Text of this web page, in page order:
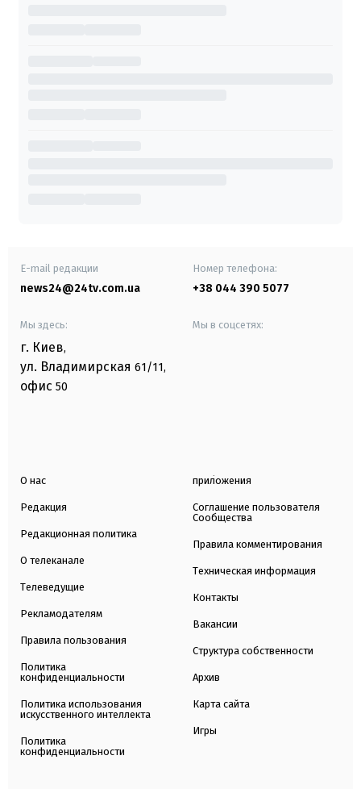
E-mail редакции
news24@24tv.com.ua
Номер телефона:
+38 044 390 5077
Мы здесь:
г. Киев,
ул. Владимирская 61/11,
офис 50
Мы в соцсетях:
О нас
Редакция
Редакционная политика
О телеканале
Телеведущие
Рекламодателям
Правила пользования
Политика
конфиденциальности
Политика использования
искусственного интеллекта
Политика
конфиденциальности
приложения
Соглашение пользователя
Сообщества
Правила комментирования
Техническая информация
Контакты
Вакансии
Структура собственности
Архив
Карта сайта
Игры